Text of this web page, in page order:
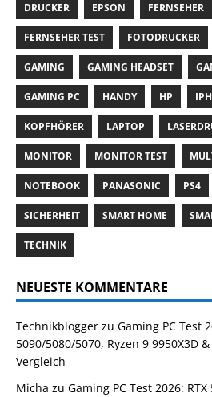
DRUCKER EPSON FERNSEHER
FERNSEHER TEST FOTODRUCKER
GAMING GAMING HEADSET
GAMING PC HANDY HP
KOPFHÖRER LAPTOP
MONITOR MONITOR TEST
NOTEBOOK PANASONIC PS4
SICHERHEIT SMART HOME
TECHNIK
NEUESTE KOMMENTARE
Technikblogger zu Gaming PC Test
5090/5080/5070, Ryzen 9 9950X3D
Vergleich
Micha zu Gaming PC Test 2026: